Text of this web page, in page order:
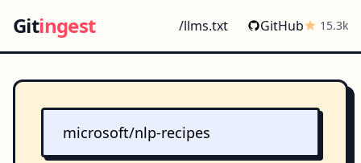
Gitingest /llms.txt GitHub 15.3k